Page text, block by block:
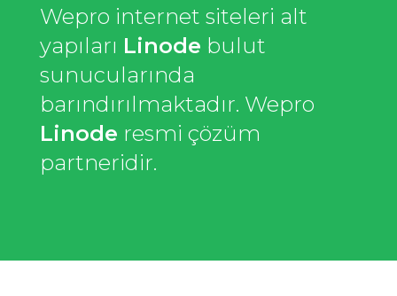
Wepro internet siteleri alt
yapıları Linode bulut
sunucularında
barındırılmaktadır. Wepro
Linode resmi çözüm
partneridir.